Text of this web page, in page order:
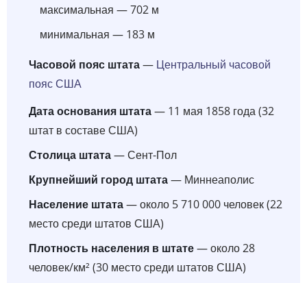
максимальная — 702 м
минимальная — 183 м
Часовой пояс штата— Центральный часовой
пояс США
Дата основания штата— 11 мая 1858 года (32
штат в составе США)
Столица штата— Сент-Пол
Крупнейший город штата— Миннеаполис
Население штата— около 5 710 000 человек (22
место среди штатов США)
Плотность населения в штате— около 28
человек/км² (30 место среди штатов США)